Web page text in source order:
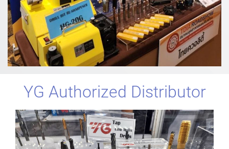
YG Authorized Distributor